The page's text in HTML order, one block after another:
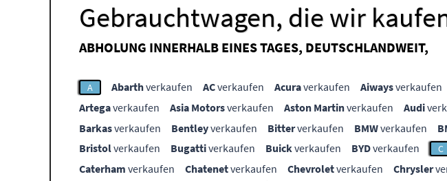
Gebrauchtwagen, die wir
ABHOLUNG INNERHALB EINES TAGES, DEUTSCHLANDWEIT,
A Abarthverkaufen ACverkaufen Acuraverkaufen Aiwaysverkaufen
Artegaverkaufen Asia Motorsverkaufen Aston Martinverkaufen Audi
Barkasverkaufen Bentleyverkaufen Bitterverkaufen BMWverkaufen
Bristolverkaufen Bugattiverkaufen Buickverkaufen BYDverkaufen C
Caterham verkaufen Chatenetverkaufen Chevroletverkaufen Chrysler